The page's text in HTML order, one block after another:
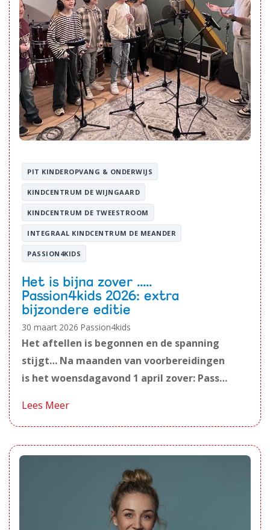
PIT KINDEROPVANG & ONDERWIJS
KINDCENTRUM DE WIJNGAARD
KINDCENTRUM DE TWEESTROOM
INTEGRAAL KINDCENTRUM DE MEANDER
PASSION4KIDS
Het is bijna zover .....
Passion4kids 2026: extra
bijzondere editie
30 maart 2026 Passion4kids
Het aftellen is begonnen en de spanning
stijgt… Na maanden van voorbereidingen
is het woensdagavond 1 april zover: Pass…
Lees Meer